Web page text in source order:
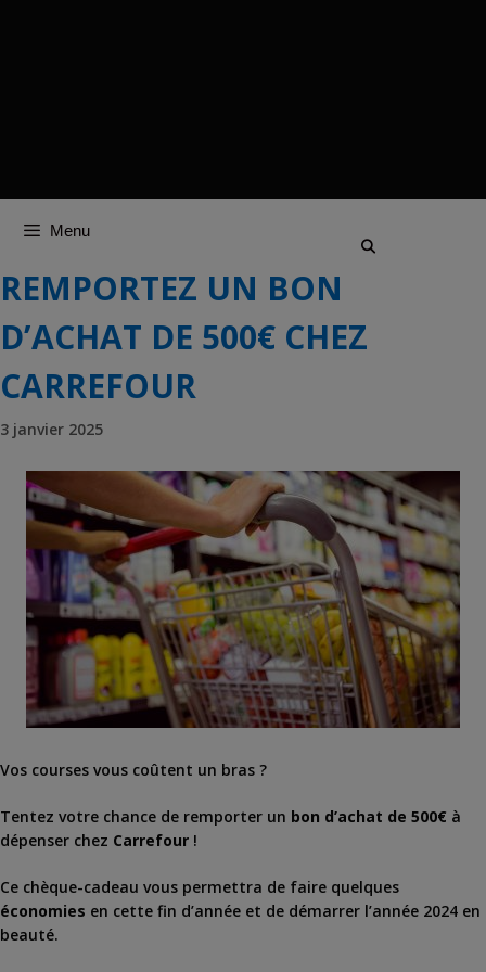
Menu
REMPORTEZ UN BON
D’ACHAT DE 500€ CHEZ
CARREFOUR
3 janvier 2025
Vos courses vous coûtent un bras ?
Tentez votre chance de remporter un bon d’achat de 500€ à
dépenser chez Carrefour !
Ce chèque-cadeau vous permettra de faire quelques
économies en cette fin d’année et de démarrer l’année 2024 en
beauté.